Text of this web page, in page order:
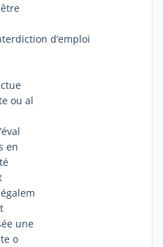
d’emploi
ou al
en
une
o